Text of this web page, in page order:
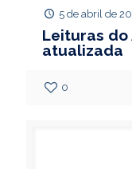
5 de abril de
Leituras do
atualizada
0